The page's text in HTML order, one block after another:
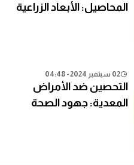
المحاصيل: الأبعاد الزراعية
02 سبتمبر 2024 - 04:48
التحصين ضد الأمراض
المعدية: جهود الصحة